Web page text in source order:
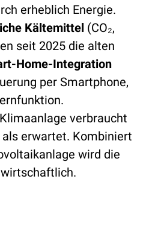
erheblich Energie.
Kältemittel (CO₂,
seit 2025 die alten
Home-Integration
per Smartphone,
verbraucht
erwartet. Kombiniert
wird die